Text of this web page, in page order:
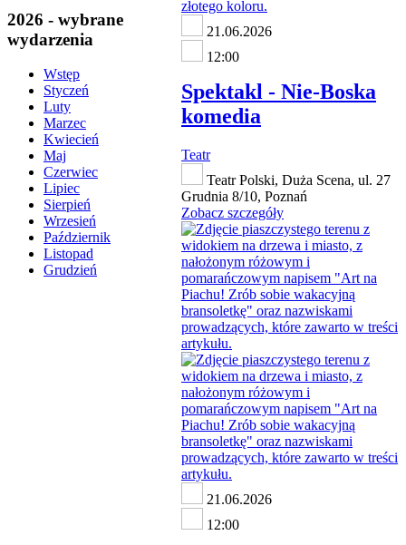
2026 - wybrane
wydarzenia
Wstęp
Styczeń
Luty
Marzec
Kwiecień
Maj
Czerwiec
Lipiec
Sierpień
Wrzesień
Październik
Listopad
Grudzień
21.06.2026
12:00
Spektakl - Nie-Boska
komedia
Teatr
Teatr Polski, Duża Scena, ul. 27
Grudnia 8/10, Poznań
Zobacz szczegóły
21.06.2026
12:00